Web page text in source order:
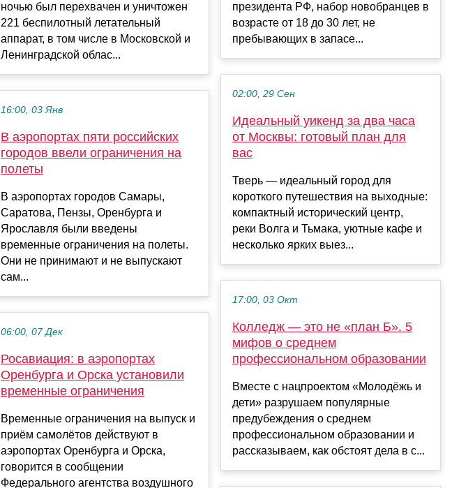
ночью был перехвачен и уничтожен
221 беспилотный летательный
аппарат, в том числе в Московской и
Ленинградской облас...
16:00, 03 Янв
В аэропортах пяти российских
городов ввели ограничения на
полеты
В аэропортах городов Самары,
Саратова, Пензы, Оренбурга и
Ярославля были введены
временные ограничения на полеты.
Они не принимают и не выпускают
сам...
06:00, 07 Дек
Росавиация: в аэропортах
Оренбурга и Орска установили
временные ограничения
Временные ограничения на выпуск и
приём самолётов действуют в
аэропортах Оренбурга и Орска,
говорится в сообщении
Федерального агентства воздушного
президента РФ, набор новобранцев в
возрасте от 18 до 30 лет, не
пребывающих в запасе...
02:00, 29 Сен
Идеальный уикенд за два часа
от Москвы: готовый план для
вас
Тверь — идеальный город для
короткого путешествия на выходные:
компактный исторический центр,
реки Волга и Тьмака, уютные кафе и
несколько ярких выез...
17:00, 03 Окт
Колледж — это не «план Б». 5
мифов о среднем
профессиональном образовании
Вместе с нацпроектом «Молодёжь и
дети» разрушаем популярные
предубеждения о среднем
профессиональном образовании и
рассказываем, как обстоят дела в с...